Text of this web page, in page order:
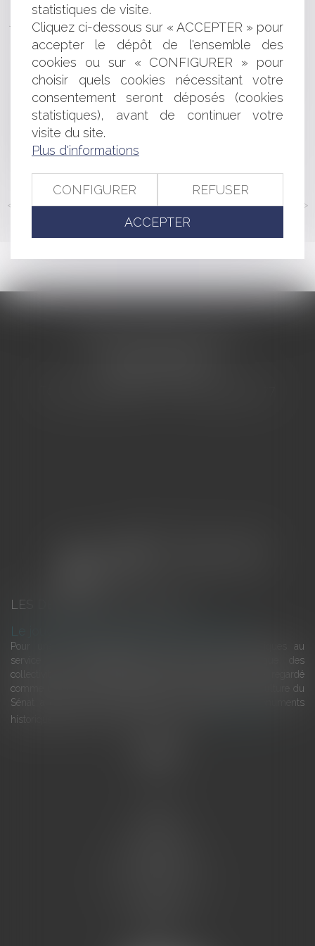
Contentieux disciplinaire des médecins : la qualification
juridique du certificat de complaisance
La saisie immobilière est-elle soluble dans le
surendettement ?
Responsabilité pour insuffisance d’actif : voyage au
cœur de la notion de simple négligence
Fonction publique : publication d’une ordonnance
relative à la négociation et aux accords collectifs
Rémunération du gérant de SARL
Requalification d'un prêt familial non remboursé en
donation indirecte
<< < ... 147 148 149 150 151 152 153 ... > >>
LES DERNIÈRES ACTUALITÉS
Le joug léger des monuments historiques
Pour une gestion patrimoniale des monuments historiques au
service du développement économique et touristique des
collectivités Le monument historique a longtemps été regardé
comme une charge. Le rapport que la commission de la culture du
Sénat a consacré, en juillet 2026, à la gestion des monuments
historiques invite à y voir aussi une ressour...
statistiques de visite.
Cliquez ci-dessous sur « ACCEPTER » pour
accepter le dépôt de l'ensemble des
cookies ou sur « CONFIGURER » pour
choisir quels cookies nécessitant votre
consentement seront déposés (cookies
statistiques), avant de continuer votre
visite du site.
Plus d'informations
CONFIGURER REFUSER
ACCEPTER